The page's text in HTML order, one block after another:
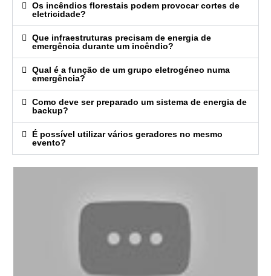
Os incêndios florestais podem provocar cortes de
eletricidade?
Que infraestruturas precisam de energia de
emergência durante um incêndio?
Qual é a função de um grupo eletrogéneo numa
emergência?
Como deve ser preparado um sistema de energia de
backup?
É possível utilizar vários geradores no mesmo
evento?